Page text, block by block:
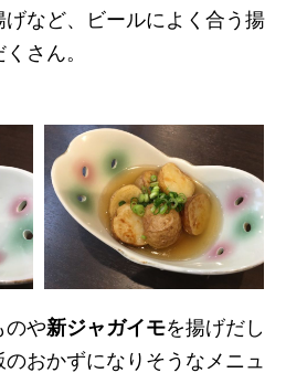
など、ビールによく合う揚
さん。
のや新ジャガイモを揚げだし
おかずになりそうなメニュ